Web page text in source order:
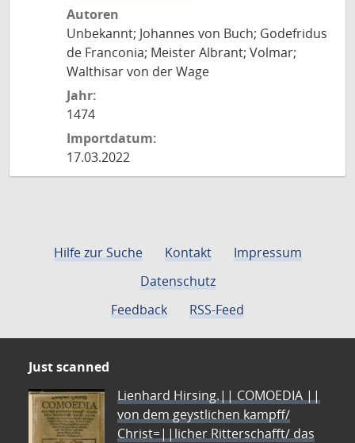
Autoren
Unbekannt; Johannes von Buch; Godefridus
de Franconia; Meister Albrant; Volmar;
Walthisar von der Wage
Jahr:
1474
Importdatum:
17.03.2022
Hilfe zur Suche Kontakt
Impressum
Datenschutz
Feedback
RSS-Feed
Just scanned
Lienhard Hirsing.|| COMOEDIA ||
von dem geystlichen kampff/
Christ=||licher Ritterschafft/ das